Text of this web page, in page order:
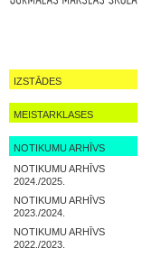
IZSTĀDES
MEISTARKLASES
NOTIKUMU ARHĪVS
NOTIKUMU ARHĪVS
2024./2025.
NOTIKUMU ARHĪVS
2023./2024.
NOTIKUMU ARHĪVS
2022./2023.